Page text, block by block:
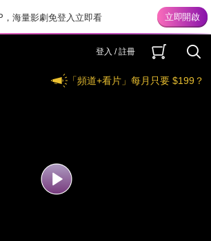
，海量影劇免登入立即看
登入 / 註冊
「頻道+看片」每月只要 $199？